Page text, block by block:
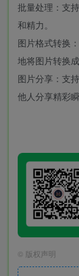
批量处理：支
和精力。
图片格式转换
地将图片转换
图片分享：支
他人分享精彩瞬
© 版权声明